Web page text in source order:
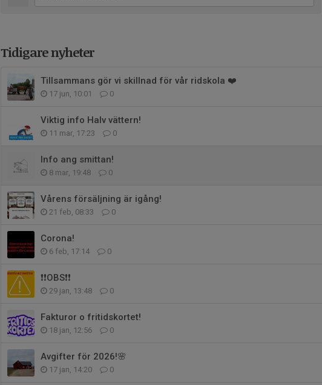
Tidigare nyheter
Tillsammans gör vi skillnad för vår ridskola ❤️
17 jun, 10:01 0
Viktig info Halv vättern!
11 mar, 17:23 0
Info ang smittan!
8 mar, 19:48 0
Vårens försäljning är igång!
21 feb, 08:33 0
Corona!
6 feb, 17:14 0
❗️❗️OBS❗️❗️
29 jan, 13:48 0
Fakturor o fritidskortet!
18 jan, 12:56 0
Avgifter för 2026!🌸
17 jan, 14:20 0